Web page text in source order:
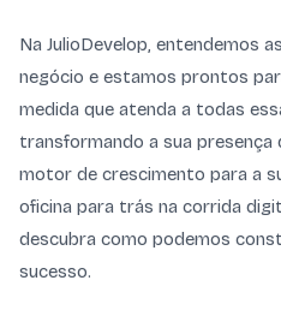
Na JulioDevelop, entendemos
negócio e estamos prontos
medida que atenda a todas
transformando a sua presença
motor de crescimento para a
oficina para trás na corrida
descubra como podemos
sucesso.